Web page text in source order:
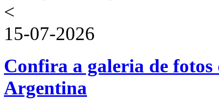
<
15-07-2026
Confira a galeria de
Argentina